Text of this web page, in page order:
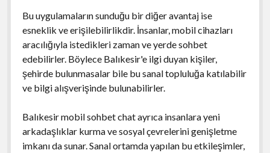
Bu uygulamaların sunduğu bir diğer avantaj ise
esneklik ve erişilebilirlikdir. İnsanlar, mobil cihazları
aracılığıyla istedikleri zaman ve yerde sohbet
edebilirler. Böylece Balıkesir'e ilgi duyan kişiler,
şehirde bulunmasalar bile bu sanal topluluğa katılabilir
ve bilgi alışverişinde bulunabilirler.
Balıkesir mobil sohbet chat ayrıca insanlara yeni
arkadaşlıklar kurma ve sosyal çevrelerini genişletme
imkanı da sunar. Sanal ortamda yapılan bu etkileşimler,